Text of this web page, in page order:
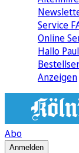
Service
Online
Hallo
Anzeigen
Abo
Anmelden